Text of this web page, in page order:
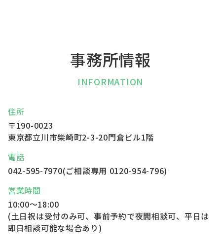
事務所情報
INFORMATION
住所
〒190-0023
東京都立川市柴崎町2-3-20門倉ビル1階
電話
042-595-7970(ご相談専用 0120-954-796)
営業時間
10:00～18:00
(土日祝は受付のみ可、事前予約で夜間相談可、平日は
即日相談可能な場合あり)